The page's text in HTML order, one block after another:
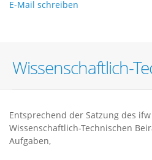
E-Mail schreiben
Wissenschaftlich-
Entsprechend der Satzung des
Wissenschaftlich-Technischen
Aufgaben,